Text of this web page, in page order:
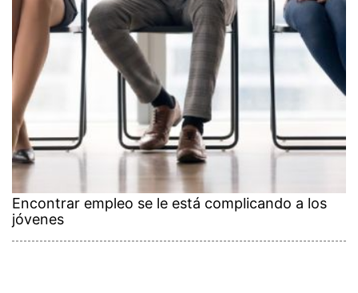
Encontrar empleo se le está complicando a los
jóvenes